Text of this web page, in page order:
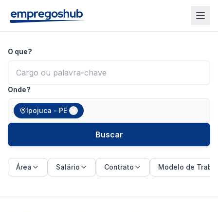
O que?
Onde?
Ipojuca - PE
Buscar
Área Salário Contrato Modelo de